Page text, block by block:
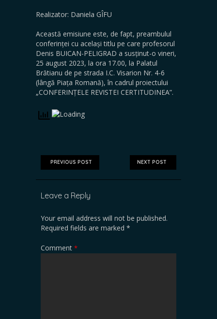
Realizator: Daniela GÎFU
Această emisiune este, de fapt, preambulul
conferinței cu același titlu pe care profesorul
Denis BUICAN-PELIGRAD a susținut-o vineri,
25 august 2023, la ora 17.00, la Palatul
Brătianu de pe strada I.C. Visarion Nr. 4-6
(lângă Piața Romană), în cadrul proiectului
„CONFERINȚELE REVISTEI CERTITUDINEA”.
NEXT POST
PREVIOUS POST
Leave a Reply
Your email address will not be published.
Required fields are marked *
Comment *